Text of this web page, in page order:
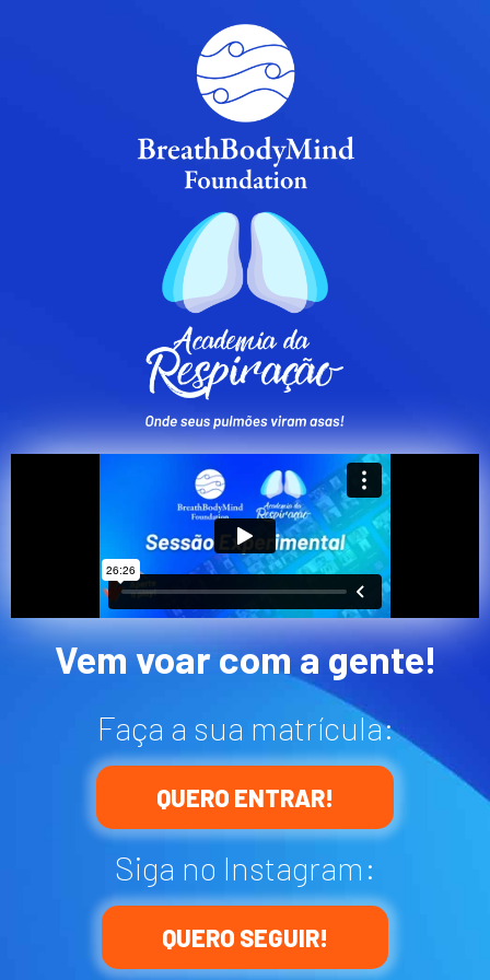
Vem voar com a gente!
Faça a sua matrícula:
QUERO ENTRAR!
Siga no Instagram:
QUERO SEGUIR!